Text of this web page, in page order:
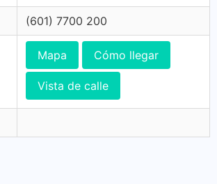
(601) 7700 200
Mapa Cómo llegar
Vista de calle